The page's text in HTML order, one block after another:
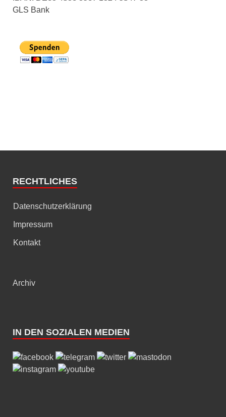
GLS Bank
RECHTLICHES
Datenschutzerklärung
Impressum
Kontakt
Archiv
IN DEN SOZIALEN MEDIEN